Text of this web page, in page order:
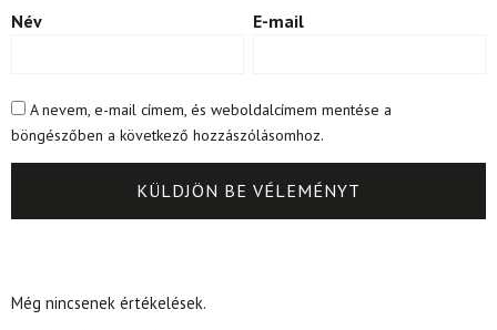
Név E-mail
A nevem, e-mail címem, és weboldalcímem mentése a
böngészőben a következő hozzászólásomhoz.
Még nincsenek értékelések.